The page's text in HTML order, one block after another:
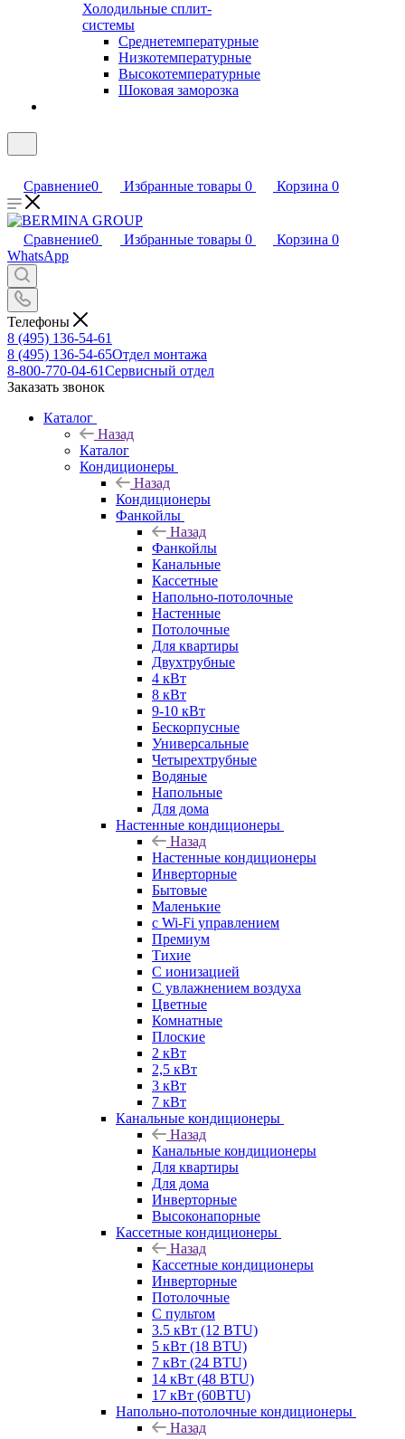
Холодильные сплит-
системы
Среднетемпературные
Низкотемпературные
Высокотемпературные
Шоковая заморозка
Сравнение0 Избранные товары 0 Корзина 0
Сравнение0 Избранные товары 0 Корзина 0
WhatsApp
Телефоны
8 (495) 136-54-61
8 (495) 136-54-65Отдел монтажа
8-800-770-04-61Сервисный отдел
Заказать звонок
Каталог
Назад
Каталог
Кондиционеры
Назад
Кондиционеры
Фанкойлы
Назад
Фанкойлы
Канальные
Кассетные
Напольно-потолочные
Настенные
Потолочные
Для квартиры
Двухтрубные
4 кВт
8 кВт
9-10 кВт
Бескорпусные
Универсальные
Четырехтрубные
Водяные
Напольные
Для дома
Настенные кондиционеры
Назад
Настенные кондиционеры
Инверторные
Бытовые
Маленькие
с Wi-Fi управлением
Премиум
Тихие
С ионизацией
С увлажнением воздуха
Цветные
Комнатные
Плоские
2 кВт
2,5 кВт
3 кВт
7 кВт
Канальные кондиционеры
Назад
Канальные кондиционеры
Для квартиры
Для дома
Инверторные
Высоконапорные
Кассетные кондиционеры
Назад
Кассетные кондиционеры
Инверторные
Потолочные
С пультом
3.5 кВт (12 BTU)
5 кВт (18 BTU)
7 кВт (24 BTU)
14 кВт (48 BTU)
17 кВт (60BTU)
Напольно-потолочные кондиционеры
Назад